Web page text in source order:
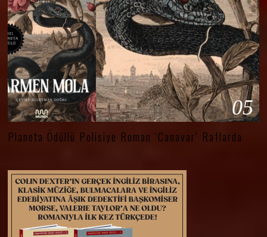
05
Planeta Ödüllü Polisiye Roman ‘Canavar’ Raflarda